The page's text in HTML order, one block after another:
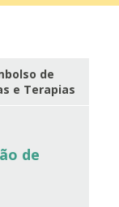
de
e Terapias
de